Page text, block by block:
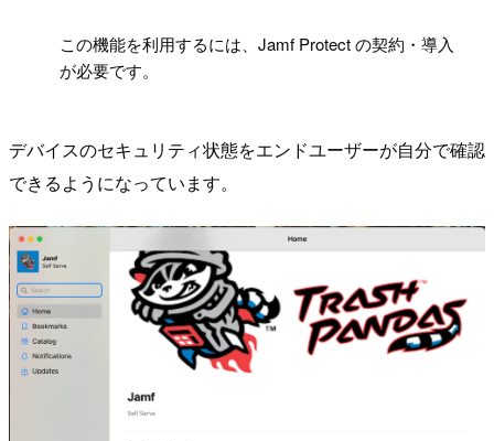
この機能を利用するには、Jamf Protect の契約・導入
が必要です。
デバイスのセキュリティ状態をエンドユーザーが自分で確認
できるようになっています。